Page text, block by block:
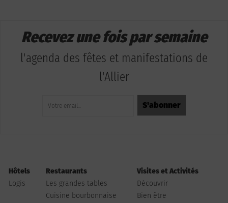
Recevez une fois par semaine
l'agenda des fêtes et manifestations de
l'Allier
Hôtels
Logis
Restaurants
Les grandes tables
Cuisine bourbonnaise
Visites et Activités
Découvrir
Bien être